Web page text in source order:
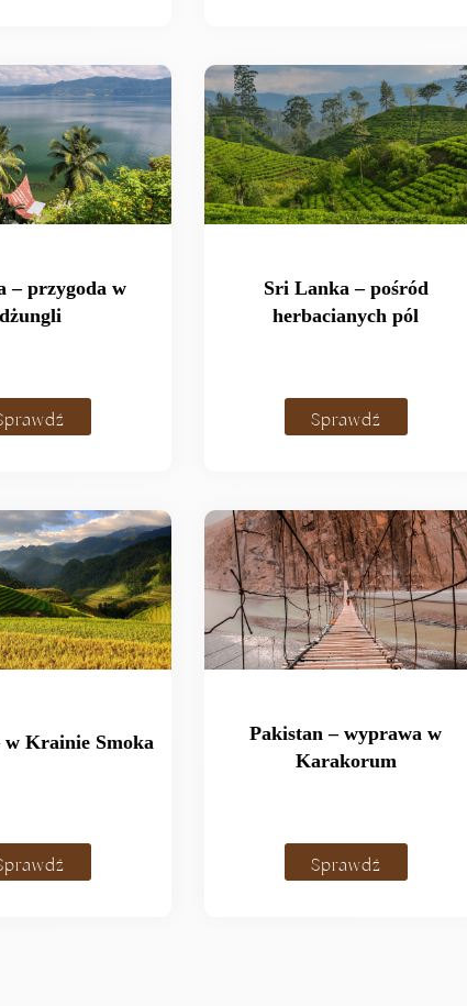
– przygoda w
dżungli
Sri Lanka – pośród
herbacianych pól
Sprawdź
w Krainie Smoka
Pakistan – wyprawa w
Karakorum
Sprawdź